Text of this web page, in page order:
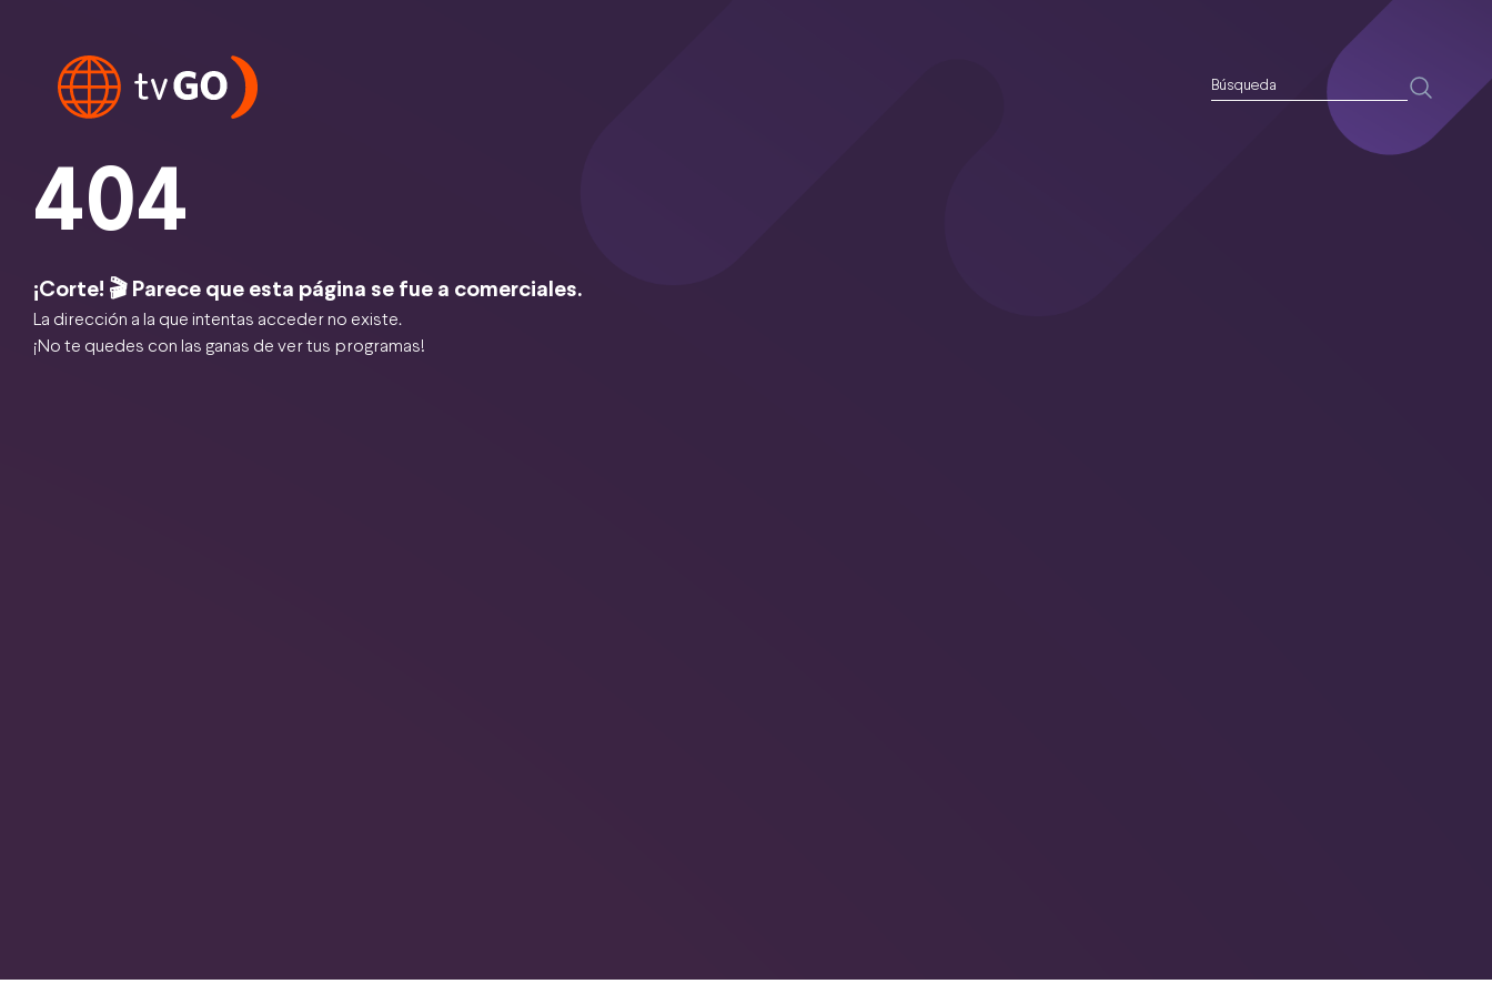
404
¡Corte! 🎬 Parece que esta página se fue a comerciales.
La dirección a la que intentas acceder no existe.
¡No te quedes con las ganas de ver tus programas!